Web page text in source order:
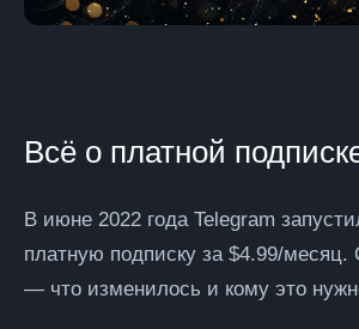
Всё о платной
В июне 2022 года Telegram
платную подписку за $4.99/месяц.
— что изменилось и кому это